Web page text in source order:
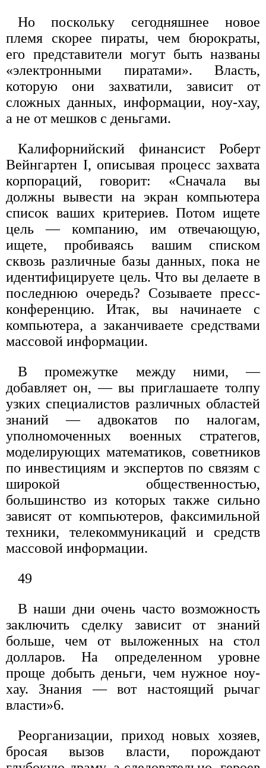
Но поскольку сегодняшнее новое
племя скорее пираты, чем бюрократы,
его представители могут быть названы
«электронными пиратами». Власть,
которую они захватили, зависит от
сложных данных, информации, ноу-хау,
а не от мешков с деньгами.
Калифорнийский финансист Роберт
Вейнгартен I, описывая процесс захвата
корпораций, говорит: «Сначала вы
должны вывести на экран компьютера
список ваших критериев. Потом ищете
цель — компанию, им отвечающую,
ищете, пробиваясь вашим списком
сквозь различные базы данных, пока не
идентифицируете цель. Что вы делаете в
последнюю очередь? Созываете пресс-
конференцию. Итак, вы начинаете с
компьютера, а заканчиваете средствами
массовой информации.
В промежутке между ними, —
добавляет он, — вы приглашаете толпу
узких специалистов различных областей
знаний — адвокатов по налогам,
уполномоченных военных стратегов,
моделирующих математиков, советников
по инвестициям и экспертов по связям с
широкой общественностью,
большинство из которых также сильно
зависят от компьютеров, факсимильной
техники, телекоммуникаций и средств
массовой информации.
49
В наши дни очень часто возможность
заключить сделку зависит от знаний
больше, чем от выложенных на стол
долларов. На определенном уровне
проще добыть деньги, чем нужное ноу-
хау. Знания — вот настоящий рычаг
власти»6.
Реорганизации, приход новых хозяев,
бросая вызов власти, порождают